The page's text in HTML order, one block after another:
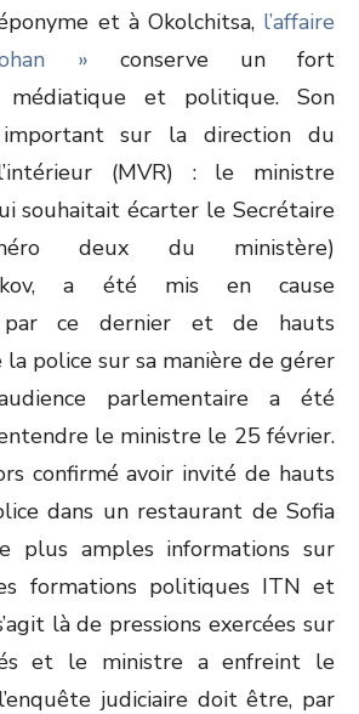
et à Okolchitsa, l’affaire
» conserve un fort
médiatique et politique. Son
sur la direction du
(MVR) : le ministre
souhaitait écarter le Secrétaire
deux du ministère)
a été mis en cause
par ce dernier et de hauts
la police sur sa manière de gérer
parlementaire a été
le ministre le 25 février.
confirmé avoir invité de hauts
dans un restaurant de Sofia
plus amples informations sur
formations politiques ITN et
là de pressions exercées sur
et le ministre a enfreint le
judiciaire doit être, par